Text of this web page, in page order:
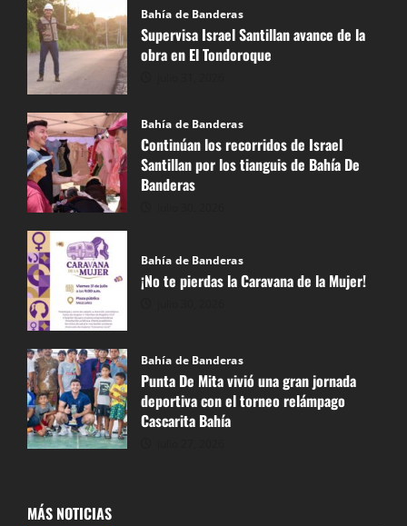
Bahía de Banderas
Supervisa Israel Santillan avance de la
obra en El Tondoroque
Bahía de Banderas
Continúan los recorridos de Israel
Santillan por los tianguis de Bahía De
Banderas
Bahía de Banderas
¡No te pierdas la Caravana de la Mujer!
Bahía de Banderas
Punta De Mita vivió una gran jornada
deportiva con el torneo relámpago
Cascarita Bahía
MÁS NOTICIAS